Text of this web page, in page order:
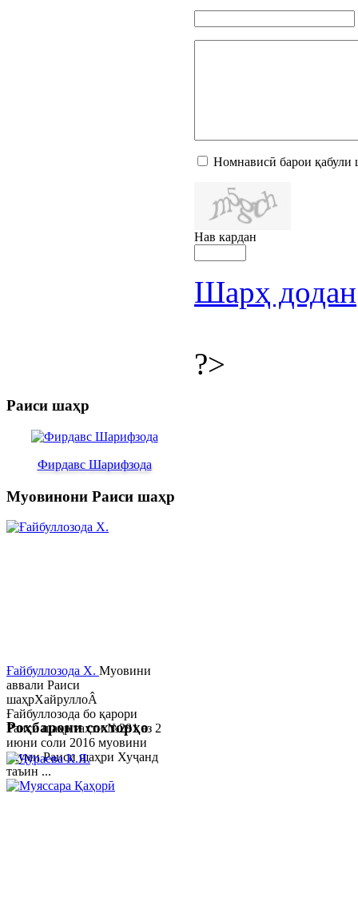
Номнависӣ барои қабули
Нав кардан
Шарҳ додан
?>
Раиси шаҳр
Фирдавс Шарифзода
Муовинони Раиси шаҳр
Ғайбуллозода Х. Муовини
аввали Раиси
шаҳрХайруллоÂ
Ғайбуллозода бо қарори
Раиси шаҳр таҳти №281 аз 2
июни соли 2016 муовини
якуми Раиси шаҳри Хуҷанд
таъин ...
Роҳбарони сохторҳо